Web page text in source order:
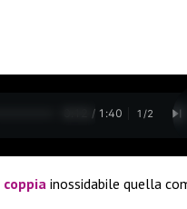
0:13 / 1:40 1 /2
coppia inossidabile quella